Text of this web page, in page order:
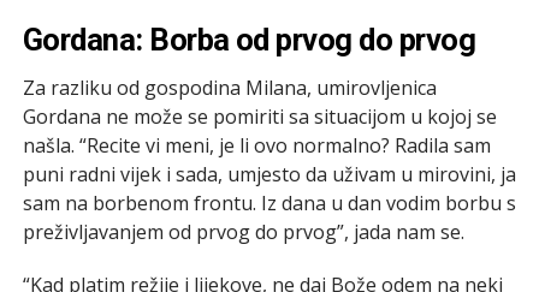
Gordana: Borba od prvog do prvog
Za razliku od gospodina Milana, umirovljenica
Gordana ne može se pomiriti sa situacijom u kojoj se
našla. “Recite vi meni, je li ovo normalno? Radila sam
puni radni vijek i sada, umjesto da uživam u mirovini, ja
sam na borbenom frontu. Iz dana u dan vodim borbu s
preživljavanjem od prvog do prvog”, jada nam se.
“Kad platim režije i lijekove, ne daj Bože odem na neki